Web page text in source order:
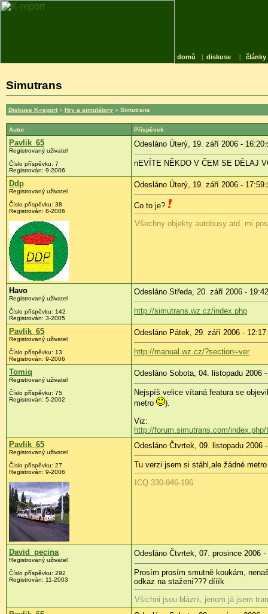
domů | diskuse | články
Simutrans
Diskuse K-report » Hry a simulátory » Simutrans
Autor Příspěvek
Pavlik_65
Registrovaný uživatel
Číslo příspěvku: 7
Registrován: 9-2006
Odesláno Úterý, 19. září 2006 - 16:20
nEVÍTE NĚKDO V ČEM SE DĚLAJ
Ddp
Registrovaný uživatel
Číslo příspěvku: 38
Registrován: 8-2006
Odesláno Úterý, 19. září 2006 - 17:59
Co to je?
Všechny objekty autobusy atd. mi
Havo
Registrovaný uživatel
Číslo příspěvku: 142
Registrován: 3-2005
Odesláno Středa, 20. září 2006 - 19:42
http://simutrans.wz.cz/index.php
Pavlik_65
Registrovaný uživatel
Číslo příspěvku: 13
Registrován: 9-2006
Odesláno Pátek, 29. září 2006 - 12:17
http://manual.wz.cz/?section=ver
Tomiq
Registrovaný uživatel
Číslo příspěvku: 75
Registrován: 5-2002
Odesláno Sobota, 04. listopadu 2006 -
Nejspíš velice vítaná featura se
metro
).
Viz:
http://forum.simutrans.com/
Pavlik_65
Registrovaný uživatel
Číslo příspěvku: 27
Registrován: 9-2006
Odesláno Čtvrtek, 09. listopadu 2006
Tu verzi jsem si stáhl,ale žádné
ICQ 330-946-196
David_pecina
Registrovaný uživatel
Číslo příspěvku: 292
Registrován: 11-2003
Odesláno Čtvrtek, 07. prosince 2006 -
Prosím prosím smutně koukám,
odkaz na stažení??? dííík
Všichni jsou blázni, jenom já jsem